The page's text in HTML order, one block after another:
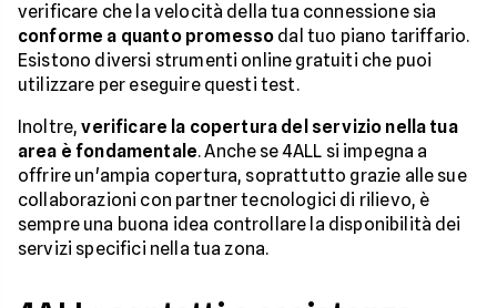
verificare che la velocità della tua connessione sia
conforme a quanto promesso dal tuo piano tariffario.
Esistono diversi strumenti online gratuiti che puoi
utilizzare per eseguire questi test.
Inoltre,verificare la copertura del servizio nella tua
area è fondamentale. Anche se 4ALL si impegna a
offrire un'ampia copertura, soprattutto grazie alle sue
collaborazioni con partner tecnologici di rilievo, è
sempre una buona idea controllare la disponibilità dei
servizi specifici nella tua zona.